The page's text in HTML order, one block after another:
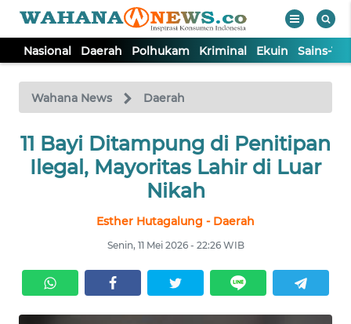
Nasional Daerah Polhukam Kriminal Ekuin Sains-
Wahana News Daerah
11 Bayi Ditampung di Penitipan
Ilegal, Mayoritas Lahir di Luar
Nikah
Esther Hutagalung - Daerah
Senin, 11 Mei 2026 - 22:26 WIB
TV
Tutup
NASIONAL
KRIMINAL
EKUIN